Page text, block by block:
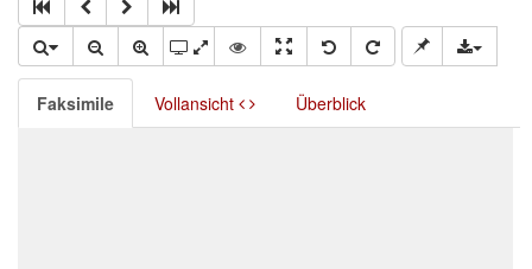
Faksimile Vollansicht Überblick